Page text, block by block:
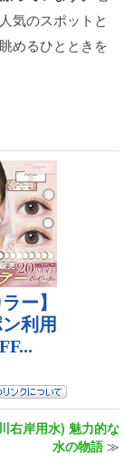
気のスポットと
めるひとときを
右岸用水) 魅力的な
水の物語 ≫